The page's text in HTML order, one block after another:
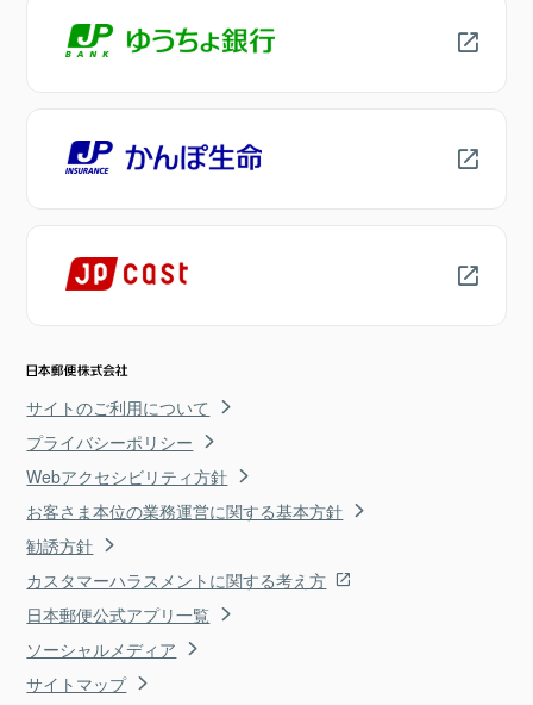
サイトのご利用について
プライバシーポリシー
Webアクセシビリティ方針
お客さま本位の業務運営に関する基本方針
勧誘方針
カスタマーハラスメントに関する考え方
日本郵便公式アプリ一覧
ソーシャルメディア
サイトマップ